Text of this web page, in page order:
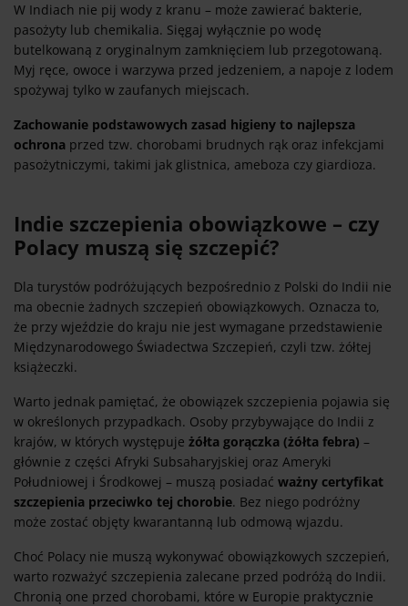
W Indiach nie pij wody z kranu – może zawierać bakterie,
pasożyty lub chemikalia. Sięgaj wyłącznie po wodę
butelkowaną z oryginalnym zamknięciem lub przegotowaną.
Myj ręce, owoce i warzywa przed jedzeniem, a napoje z lodem
spożywaj tylko w zaufanych miejscach.
Zachowanie podstawowych zasad higieny to najlepsza
ochrona przed tzw. chorobami brudnych rąk oraz infekcjami
pasożytniczymi, takimi jak glistnica, ameboza czy giardioza.
Indie szczepienia obowiązkowe – czy
Polacy muszą się szczepić?
Dla turystów podróżujących bezpośrednio z Polski do Indii nie
ma obecnie żadnych szczepień obowiązkowych. Oznacza to,
że przy wjeździe do kraju nie jest wymagane przedstawienie
Międzynarodowego Świadectwa Szczepień, czyli tzw. żółtej
książeczki.
Warto jednak pamiętać, że obowiązek szczepienia pojawia się
w określonych przypadkach. Osoby przybywające do Indii z
krajów, w których występuje żółta gorączka (żółta febra) –
głównie z części Afryki Subsaharyjskiej oraz Ameryki
Południowej i Środkowej – muszą posiadać ważny certyfikat
szczepienia przeciwko tej chorobie. Bez niego podróżny
może zostać objęty kwarantanną lub odmową wjazdu.
Choć Polacy nie muszą wykonywać obowiązkowych szczepień,
warto rozważyć szczepienia zalecane przed podróżą do Indii.
Chronią one przed chorobami, które w Europie praktycznie